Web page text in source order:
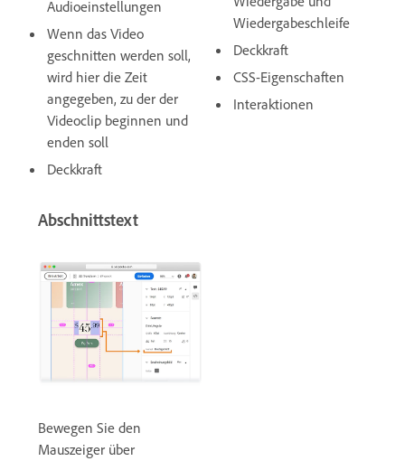
Audioeinstellungen
Wenn das Video
geschnitten werden soll,
wird hier die Zeit
angegeben, zu der der
Videoclip beginnen und
enden soll
Deckkraft
Wiedergabeschleife
Deckkraft
CSS-Eigenschaften
Interaktionen
Abschnittstext
Bewegen Sie den
Mauszeiger über